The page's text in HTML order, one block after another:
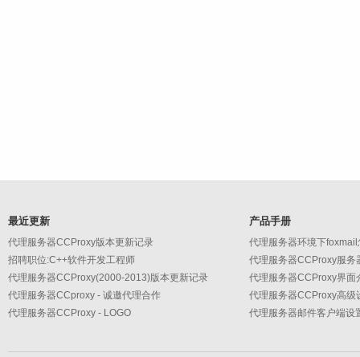
最近更新
代理服务器CCProxy版本更新记录
招聘职位:C++软件开发工程师
代理服务器CCProxy(2000-2013)版本更新记录
代理服务器CCproxy - 诚邀代理合作
代理服务器CCProxy - LOGO
产品手册
代理服务器环境下
代理服务器CCProxy服务
代理服务器CCProxy界面